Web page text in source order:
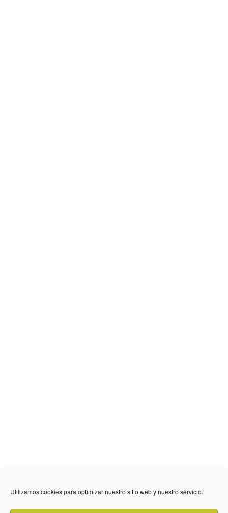
Utilizamos cookies para optimizar nuestro sitio web y nuestro servicio.
636 01 61 85
Fuente Palmera